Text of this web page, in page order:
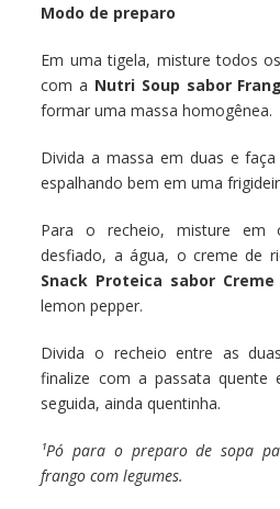
Modo de preparo
Em uma tigela, misture todos
com a Nutri Soup sabor
formar uma massa homogênea.
Divida a massa em duas e
espalhando bem em uma
Para o recheio, misture em
desfiado, a água, o creme de
Snack Proteica sabor Creme
lemon pepper.
Divida o recheio entre as
finalize com a passata quente
seguida, ainda quentinha.
¹Pó para o preparo de sopa
frango com legumes.